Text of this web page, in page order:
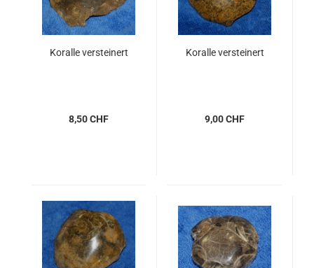
Koralle versteinert
8,50 CHF
Koralle versteinert
9,00 CHF